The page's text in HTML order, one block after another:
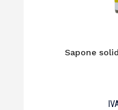
Sapone